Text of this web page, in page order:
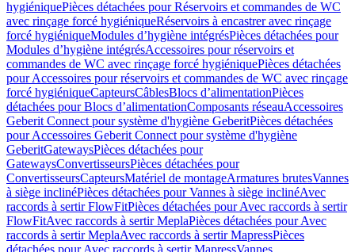
hygiéniquePièces détachées pour Réservoirs et commandes de WC
avec rinçage forcé hygiéniqueRéservoirs à encastrer avec rinçage
forcé hygiéniqueModules d’hygiène intégrésPièces détachées pour
Modules d’hygiène intégrésAccessoires pour réservoirs et
commandes de WC avec rinçage forcé hygiéniquePièces détachées
pour Accessoires pour réservoirs et commandes de WC avec rinçage
forcé hygiéniqueCapteursCâblesBlocs d’alimentationPièces
détachées pour Blocs d’alimentationComposants réseauAccessoires
Geberit Connect pour système d'hygiène GeberitPièces détachées
pour Accessoires Geberit Connect pour système d'hygiène
GeberitGatewaysPièces détachées pour
GatewaysConvertisseursPièces détachées pour
ConvertisseursCapteursMatériel de montageArmatures brutesVannes
à siège inclinéPièces détachées pour Vannes à siège inclinéAvec
raccords à sertir FlowFitPièces détachées pour Avec raccords à sertir
FlowFitAvec raccords à sertir MeplaPièces détachées pour Avec
raccords à sertir MeplaAvec raccords à sertir MapressPièces
détachées pour Avec raccords à sertir MapressVannes